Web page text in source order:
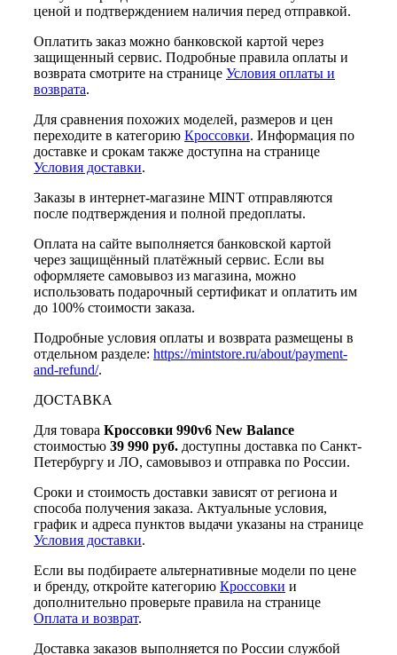
ценой и подтверждением наличия перед отправкой.
Оплатить заказ можно банковской картой через
защищенный сервис. Подробные правила оплаты и
возврата смотрите на странице Условия оплаты и
возврата.
Для сравнения похожих моделей, размеров и цен
переходите в категорию Кроссовки. Информация по
доставке и срокам также доступна на странице
Условия доставки.
Заказы в интернет-магазине MINT отправляются
после подтверждения и полной предоплаты.
Оплата на сайте выполняется банковской картой
через защищённый платёжный сервис. Если вы
оформляете самовывоз из магазина, можно
использовать подарочный сертификат и оплатить им
до 100% стоимости заказа.
Подробные условия оплаты и возврата размещены в
отдельном разделе: https://mintstore.ru/about/payment-
and-refund/.
ДОСТАВКА
Для товара Кроссовки 990v6 New Balance
стоимостью 39 990 руб. доступны доставка по Санкт-
Петербургу и ЛО, самовывоз и отправка по России.
Сроки и стоимость доставки зависят от региона и
способа получения заказа. Актуальные условия,
график и адреса пунктов выдачи указаны на странице
Условия доставки.
Если вы подбираете альтернативные модели по цене
и бренду, откройте категорию Кроссовки и
дополнительно проверьте правила на странице
Оплата и возврат.
Доставка заказов выполняется по России службой